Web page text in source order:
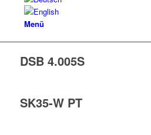
Menü
DSB 4.005S
SK35-W PT